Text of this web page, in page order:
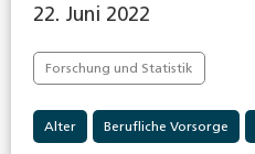
22. Juni 2022
Forschung und Statistik
Alter Berufliche Vorsorge